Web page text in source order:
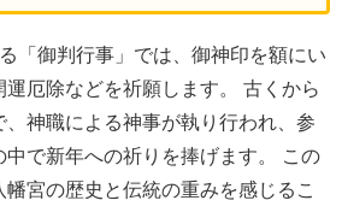
「御判行事」では、御神印を額にい
厄除などを祈願します。 古くから
神職による神事が執り行われ、参
で新年への祈りを捧げます。 この
宮の歴史と伝統の重みを感じるこ